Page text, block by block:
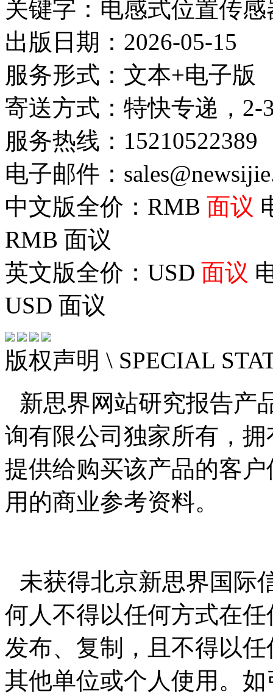
关键字：电感式位置传感
出版日期：2026-05-15
服务形式：文本+电子版
寄送方式：特快专递，2-
服务热线：15210522389
电子邮件：
中文版全价：RMB 面议
RMB 面议
英文版全价：USD 面议
USD 面议
版权声明 \ SPECIAL
新思界网站研究报告产
询有限公司独家所有，
提供给购买该产品的客
用的商业参考资料。
未获得北京新思界国际
何人不得以任何方式在
发布、复制，且不得以
其他单位或个人使用。